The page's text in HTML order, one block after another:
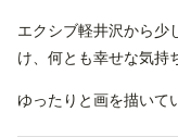
エクシブ軽井沢から少
け、何とも幸せな気持
ゆったりと画を描いて